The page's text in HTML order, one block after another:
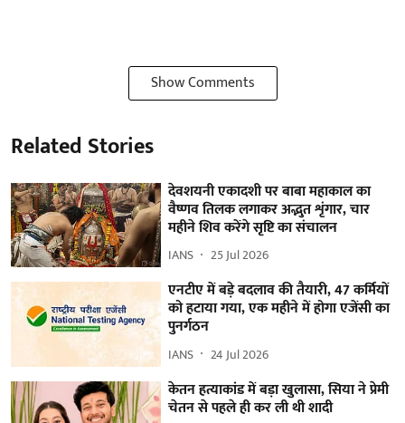
Show Comments
Related Stories
देवशयनी एकादशी पर बाबा महाकाल का
वैष्णव तिलक लगाकर अद्भुत शृंगार, चार
महीने शिव करेंगे सृष्टि का संचालन
IANS 25 Jul 2026
एनटीए में बड़े बदलाव की तैयारी, 47 कर्मियों
को हटाया गया, एक महीने में होगा एजेंसी का
पुनर्गठन
IANS 24 Jul 2026
केतन हत्याकांड में बड़ा खुलासा, सिया ने प्रेमी
चेतन से पहले ही कर ली थी शादी